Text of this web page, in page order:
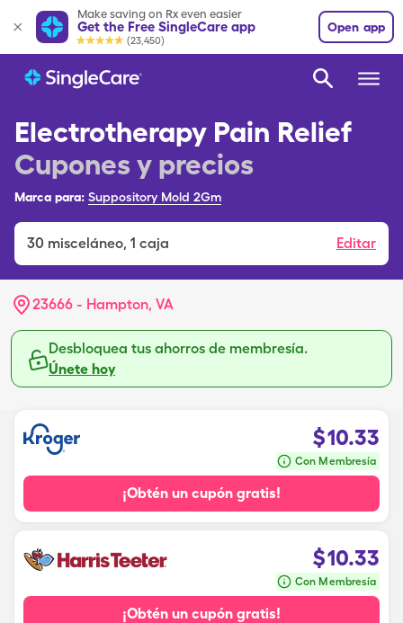
Make saving on Rx even easier
Get the Free SingleCare app
(23,450)
Open app
Electrotherapy Pain Relief
Cupones y precios
Marca para: Suppository Mold 2Gm
30 misceláneo, 1 caja Editar
23666 - Hampton, VA
Desbloquea tus ahorros de membresía.
Únete hoy
$10.33
Con Membresía
¡Obtén un cupón gratis!
$10.33
Con Membresía
¡Obtén un cupón gratis!